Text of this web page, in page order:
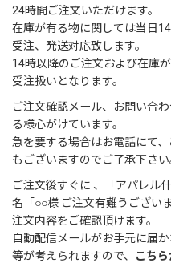
24時間ご注文いただけます。
在庫が有る物に関しては当日
受注、発送対応致します。
14時以降のご注文および在庫
受注扱いとなります。
ご注文確認メール、お問い合
る様心がけています。
急を要する場合はお電話にて
もございますのでご了承下さい
ご注文後すぐに 、「アパレル
名「○○様 ご注文有難うござい
注文内容をご確認頂けます。
自動配信メールがお手元に届
等が考えられますので、
こちら